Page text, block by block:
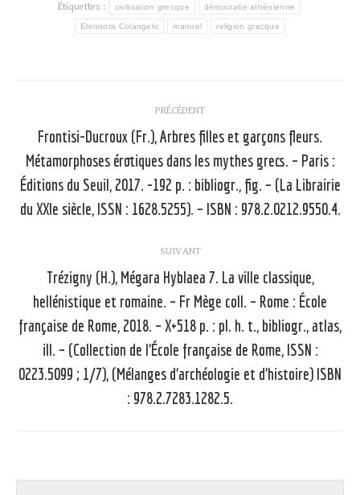
Étiquettes : civilisation grecque démocratie athénienne
Eleonora Colangelo manuel religion grecque
article
PRÉCÉDENT
Article
précédent
:
Frontisi-Ducroux (Fr.), Arbres filles et garçons fleurs.
Métamorphoses érotiques dans les mythes grecs. – Paris :
Éditions du Seuil, 2017. -192 p. : bibliogr., fig. – (La Librairie
du XXIe siècle, ISSN : 1628.5255). – ISBN : 978.2.0212.9550.4.
SUIVANT
Article
suivant
:
Trézigny (H.), Mégara Hyblaea 7. La ville classique,
hellénistique et romaine. – Fr Mège coll. – Rome : École
française de Rome, 2018. – X+518 p. : pl. h. t., bibliogr., atlas,
ill. – (Collection de l’École française de Rome, ISSN :
0223.5099 ; 1/7), (Mélanges d’archéologie et d’histoire) ISBN
: 978.2.7283.1282.5.